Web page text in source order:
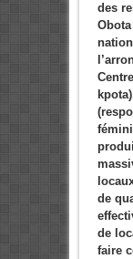
des
de
de
faire